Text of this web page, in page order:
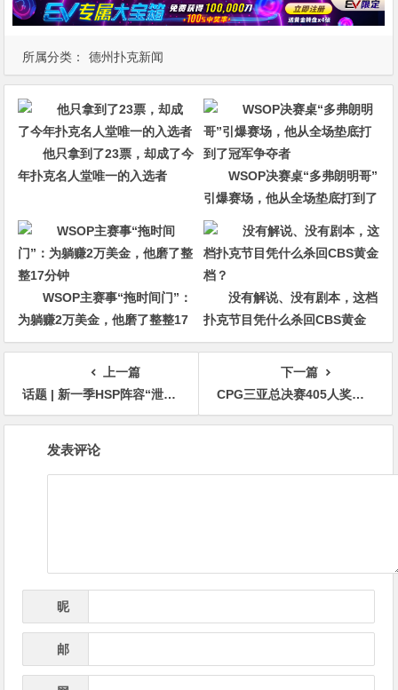
所属分类： 德州扑克新闻
他只拿到了23票，却成了今
年扑克名人堂唯一的入选者
WSOP决赛桌“多弗朗明哥”
引爆赛场，他从全场垫底打到了
冠军争夺者
WSOP主赛事“拖时间门”：
为躺赚2万美金，他磨了整整17
分钟
没有解说、没有剧本，这档
扑克节目凭什么杀回CBS黄金
档？
上一篇
话题 | 新一季HSP阵容“泄露”，Bleznick、Seiver和Hellmuth将同场竞技
下一篇
CPG三亚总决赛405人奖励圈产生！陈随缘KK撞AA遗憾成泡沫！1446人余257人晋级 徐强183万计分牌成CL
发表评论
昵
邮